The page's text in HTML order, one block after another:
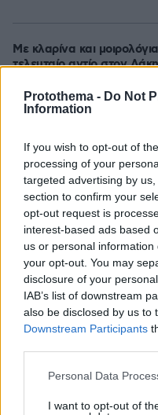
Protothema - Do Not
Information
If you wish to opt-out of
processing of your
targeted advertising by
section to confirm your
opt-out request is
interest-based ads based
us or personal
your opt-out. You may
disclosure of your
IAB’s list of downstream
also be disclosed by us to
Downstream Participants
Please note that this
not limited to your visit or
Personal Data
I want to opt-out of
Με κλαρίνα και
τελευταίο αντίο στον
οικογένειά του
Το εξωτικό φρούτο που
μόνο σε ένα ελληνικό νησί
06.08.2026, 10:57
Games